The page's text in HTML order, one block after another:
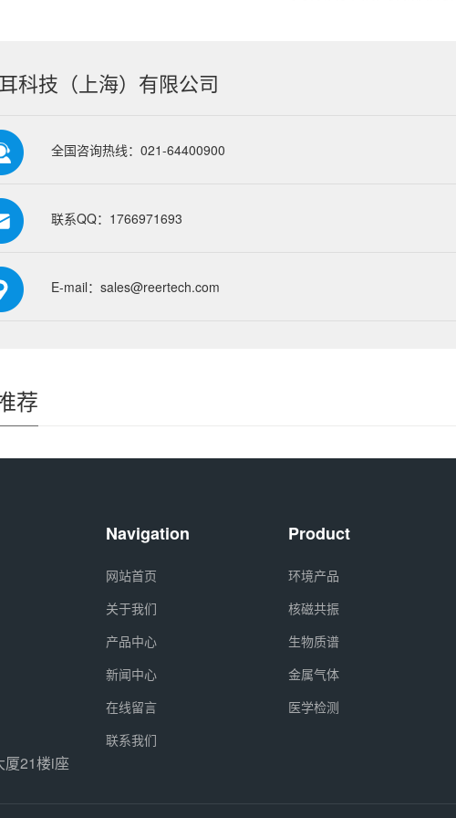
科技（上海）有限公司
全国咨询热线：021-64400900
联系QQ：1766971693
E-mail：sales@reertech.com
荐
厦21楼i座
Navigation
网站首页
关于我们
产品中心
新闻中心
在线留言
联系我们
Product
环境产品
核磁共振
生物质谱
金属气体
医学检测